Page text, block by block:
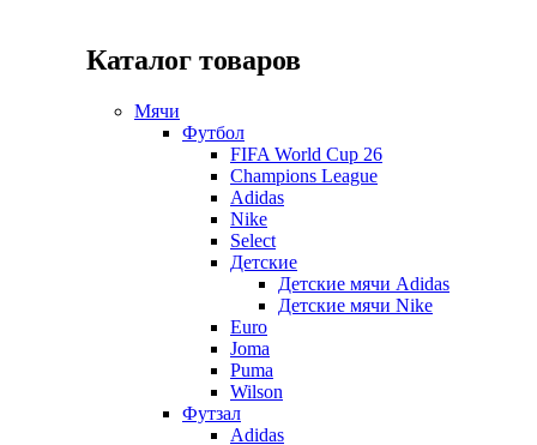
Каталог товаров
Мячи
Футбол
FIFA World Cup 26
Champions League
Adidas
Nike
Select
Детские
Детские мячи Adidas
Детские мячи Nike
Euro
Joma
Puma
Wilson
Футзал
Adidas